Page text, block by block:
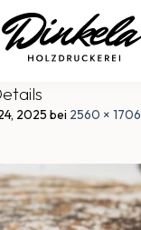
2025 bei 2560 × 1706